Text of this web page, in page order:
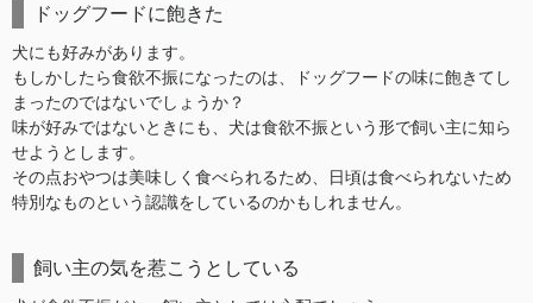
ドッグフードに飽きた
犬にも好みがあります。
もしかしたら食欲不振になったのは、ドッグフードの味に飽きてし
まったのではないでしょうか？
味が好みではないときにも、犬は食欲不振という形で飼い主に知ら
せようとします。
その点おやつは美味しく食べられるため、日頃は食べられないため
特別なものという認識をしているのかもしれません。
飼い主の気を惹こうとしている